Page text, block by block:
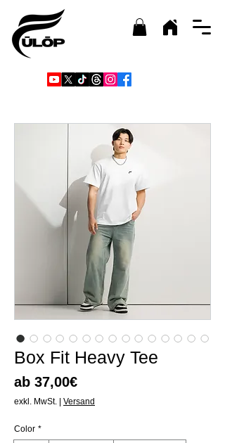
Box Fit Heavy Tee
ab 37,00€Sale-
Preis
exkl. MwSt. Versand
Color *